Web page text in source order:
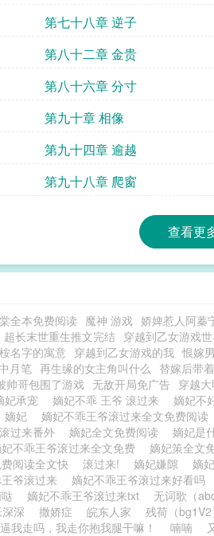
第七十八章 逆子
第八十二章 金贵
第八十六章 分寸
第九十章 相像
第九十四章 逾越
第九十八章 爬窗
查看更
全本免费阅读 魔神 游戏 娇婢惹人阿蓁
超长末世重生推文完结 穿越到乙女游戏
名字的寓意 穿越到乙女游戏的我 恨嫁
月笔 再生缘的女主角叫什么 替嫁后带
帅哥包围了游戏 无敌开局免广告 穿越
妃承宠 嫡妃不乖 王爷 滚过来 嫡妃不
嫡妃 嫡妃不乖王爷滚过来全文免费阅读
过来番外 嫡妃全文免费阅读 嫡妃是
不乖王爷滚过来全文免费 嫡妃策全文
阅读全文快 滚过来! 嫡妃嫌隙 嫡
爷滚过来 嫡妃不乖王爷滚过来好看吗
嫡妃不乖王爷滚过来txt 无词歌（
深 撒娇症 皖东人家 残荷（bg1V2
我走吗，我走你抱我腿干嘛！ 喃喃